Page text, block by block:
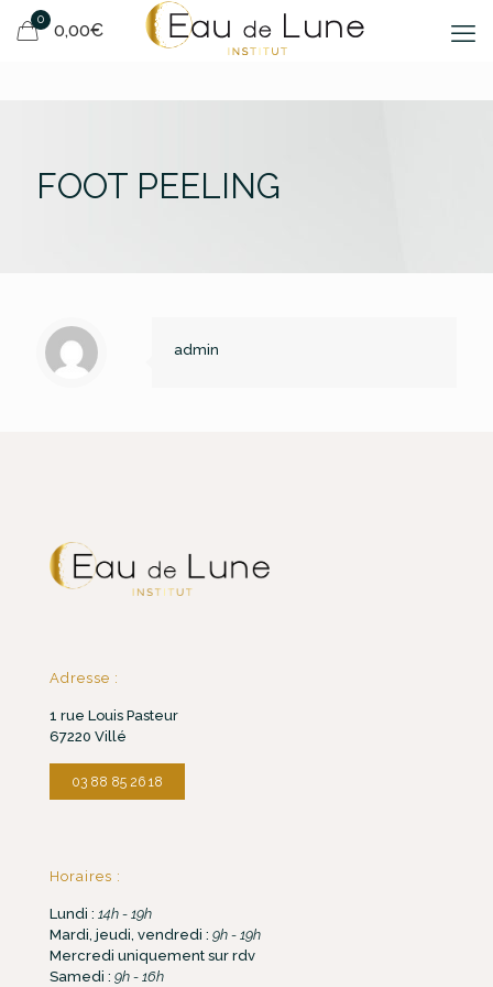
0
0,00€
FOOT PEELING
admin
Adresse :
1 rue Louis Pasteur
67220 Villé
03 88 85 26 18
Horaires :
Lundi : 14h - 19h
Mardi, jeudi, vendredi : 9h - 19h
Mercredi uniquement sur rdv
Samedi : 9h - 16h